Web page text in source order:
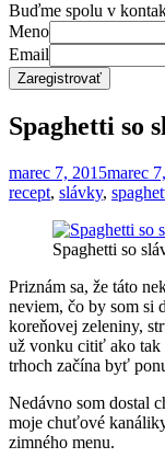
Buďme spolu v
Meno
Email
Spaghetti so
marec 7, 2015marec
recept, slávky,
Spaghetti so
Priznám sa, že táto
neviem, čo by som si
koreňovej zeleniny,
už vonku citiť ako tak
trhoch začína byť
Nedávno som dostal
moje chuťové
zimného menu.